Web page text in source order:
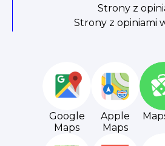
Strony z
Strony z opiniami
Google
Maps
Apple
Maps